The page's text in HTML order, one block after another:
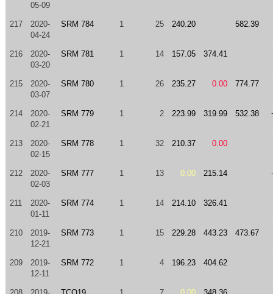
05-09
217
2020-
04-24
SRM 784 1 25 240.20 582.39
216
2020-
03-20
SRM 781 1 14 157.05 374.41
215
2020-
03-07
SRM 780 1 26 235.27 0.00 774.77
214
2020-
02-21
SRM 779 1 2 223.99 319.99 532.38
213
2020-
02-15
SRM 778 1 32 210.37 0.00
212
2020-
02-03
SRM 777 1 13 0.00 215.14
211
2020-
01-11
SRM 774 1 14 214.10 326.41
210
2019-
12-21
SRM 773 1 15 229.28 443.23 473.67
209
2019-
12-11
SRM 772 1 4 196.23 404.62